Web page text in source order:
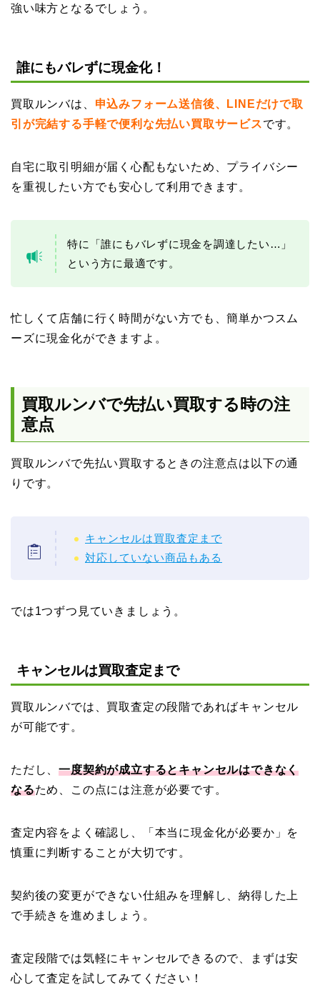
強い味方となるでしょう。
誰にもバレずに現金化！
買取ルンバは、 申込みフォーム送信後、LINEだけで取
引が完結する手軽で便利な先払い買取サービスです。
自宅に取引明細が届く心配もないため、プライバシー
を重視したい方でも安心して利用できます。
特に「誰にもバレずに現金を調達したい…」
という方に最適です。
忙しくて店舗に行く時間がない方でも、簡単かつスム
ーズに現金化ができますよ。
買取ルンバで先払い買取する時の注
意点
買取ルンバで先払い買取するときの注意点は以下の通
りです。
キャンセルは買取査定まで
対応していない商品もある
では1つずつ見ていきましょう。
キャンセルは買取査定まで
買取ルンバでは、買取査定の段階であればキャンセル
が可能です。
ただし、一度契約が成立するとキャンセルはできなく
なるため、この点には注意が必要です。
査定内容をよく確認し、「本当に現金化が必要か」を
慎重に判断することが大切です。
契約後の変更ができない仕組みを理解し、納得した上
で手続きを進めましょう。
査定段階では気軽にキャンセルできるので、まずは安
心して査定を試してみてください！